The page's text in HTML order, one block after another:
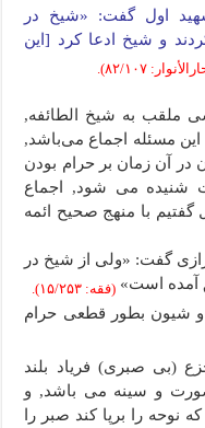
اول گفت: «شیخ در
و شیخ ادعا کرد [این
ملقب به شیخ الطائفه,
این مسئله اجماع می‌باشد,
آن زمان بر حرام بودن
شنیده می شود, اجماع
گفتیم با منهج صحیح ائمه
گفت: «ولی از شیخ در
آمده است»(فقه: ۱۵/۲۵۳).
و شیون بطور قطعی حرام
(بی صبری) فریاد بلند
و سینه می باشد, و
را برپا کند صبر را